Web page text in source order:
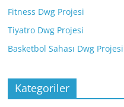
Fitness Dwg Projesi
Tiyatro Dwg Projesi
Basketbol Sahası Dwg Projesi
Kategoriler